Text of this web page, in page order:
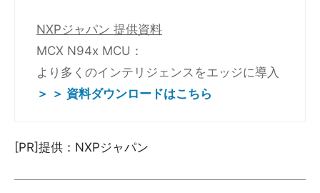
NXPジャパン 提供資料
MCX N94x MCU：
より多くのインテリジェンスをエッジに導入
＞ ＞ 資料ダウンロードはこちら
[PR]提供：NXPジャパン